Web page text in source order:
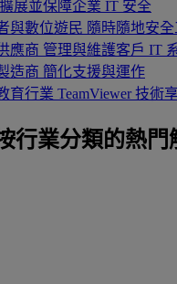
擴展並保障企業 IT 安全
與數位遊民 隨時隨地安
應商 管理與維護客戶 IT
造商 簡化支援與運作
育行業 TeamViewer 技術
行業分類的熱門